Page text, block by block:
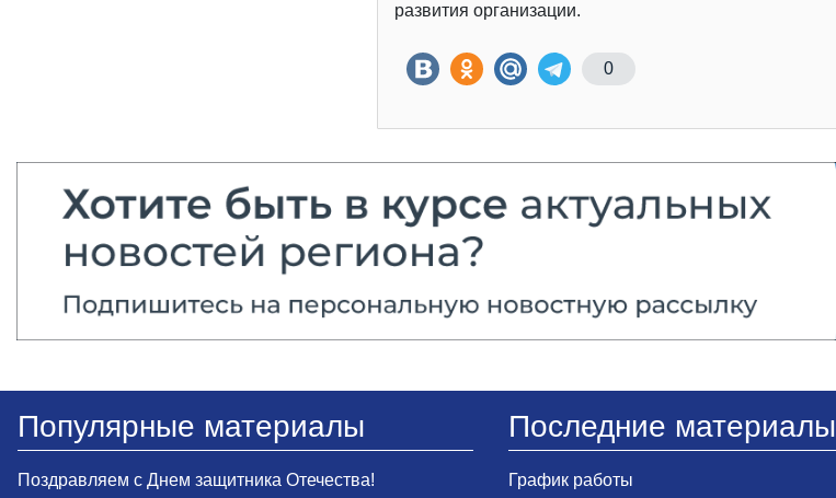
развития организации.
0
Популярные материалы
Поздравляем с Днем защитника Отечества!
Последние материалы
График работы